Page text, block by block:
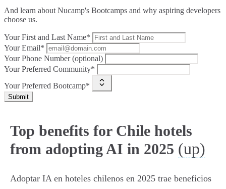
And learn about Nucamp's Bootcamps and why aspiring developers
choose us.
Your First and Last Name*
Your Email*
Your Phone Number (optional)
Your Preferred Community*
Your Preferred Bootcamp*
Submit
Top benefits for Chile hotels
from adopting AI in 2025 (up)
Adoptar IA en hoteles chilenos en 2025 trae beneficios